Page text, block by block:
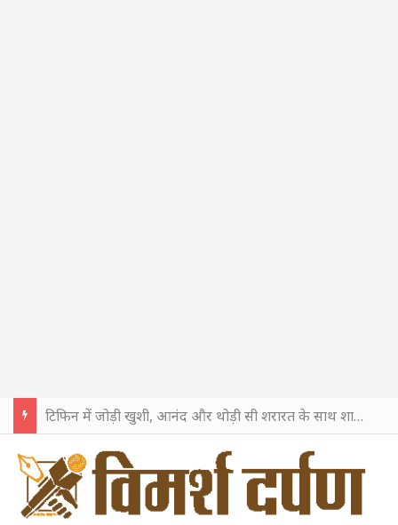
टिफिन में जोड़ी खुशी, आनंद और थोड़ी सी शरारत के साथ शाहरुख खान ने टिफिन बॉक्स को दी हैप्पी एंडिंग